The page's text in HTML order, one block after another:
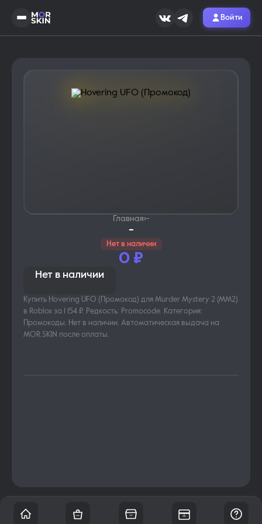
Войти
Главная›-
-
Нет в наличии
0 ₽
Нет в наличии
Купить Hovering UFO (Промокод) для Murder Mystery 2 (MM2)
в Roblox за 1 154 ₽. Редкость: Promocode. Категория:
Промокоды. Нет в наличии. Автоматическая выдача на
MOR.SKIN после оплаты.